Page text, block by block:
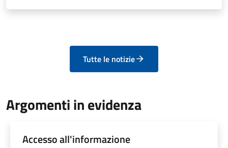
Tutte le notizie
Argomenti in evidenza
Accesso all'informazione